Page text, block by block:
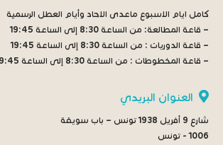
كامل ايام الاسبوع ماعدى الاحاد وأيام العطل الرسمية
– قاعة المطالعة: من الساعة 8:30 إلى الساعة 19:45
– قاعة الدوريات : من الساعة 8:30 إلى الساعة 19:45
– قاعة المخطوطات : من الساعة 8:30 إلى الساعة 19:45
العنوان البريدي
شارع 9 أفريل 1938 تونس – باب سويقة
1006 - تونس